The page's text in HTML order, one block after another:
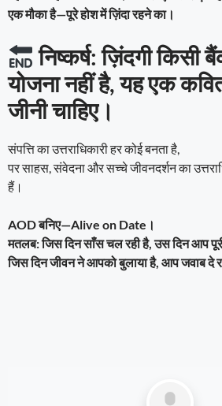
एक मौका है—पूरे होश में ज़िंदा रहने का।
निष्कर्ष: ज़िंदगी किसी
योजना नहीं है, यह एक
जीनी चाहिए।
संपत्ति का उत्तराधिकारी हर कोई बनता है,
पर साहस, संवेदना और सच्चे जीवनदर्शन का
हैं।
AOD बनिए—Alive on Date।
मतलब: जिस दिन साँस चल रही है, उस दिन आप
जिस दिन जीवन ने आपको बुलाया है, आप जवाब दे